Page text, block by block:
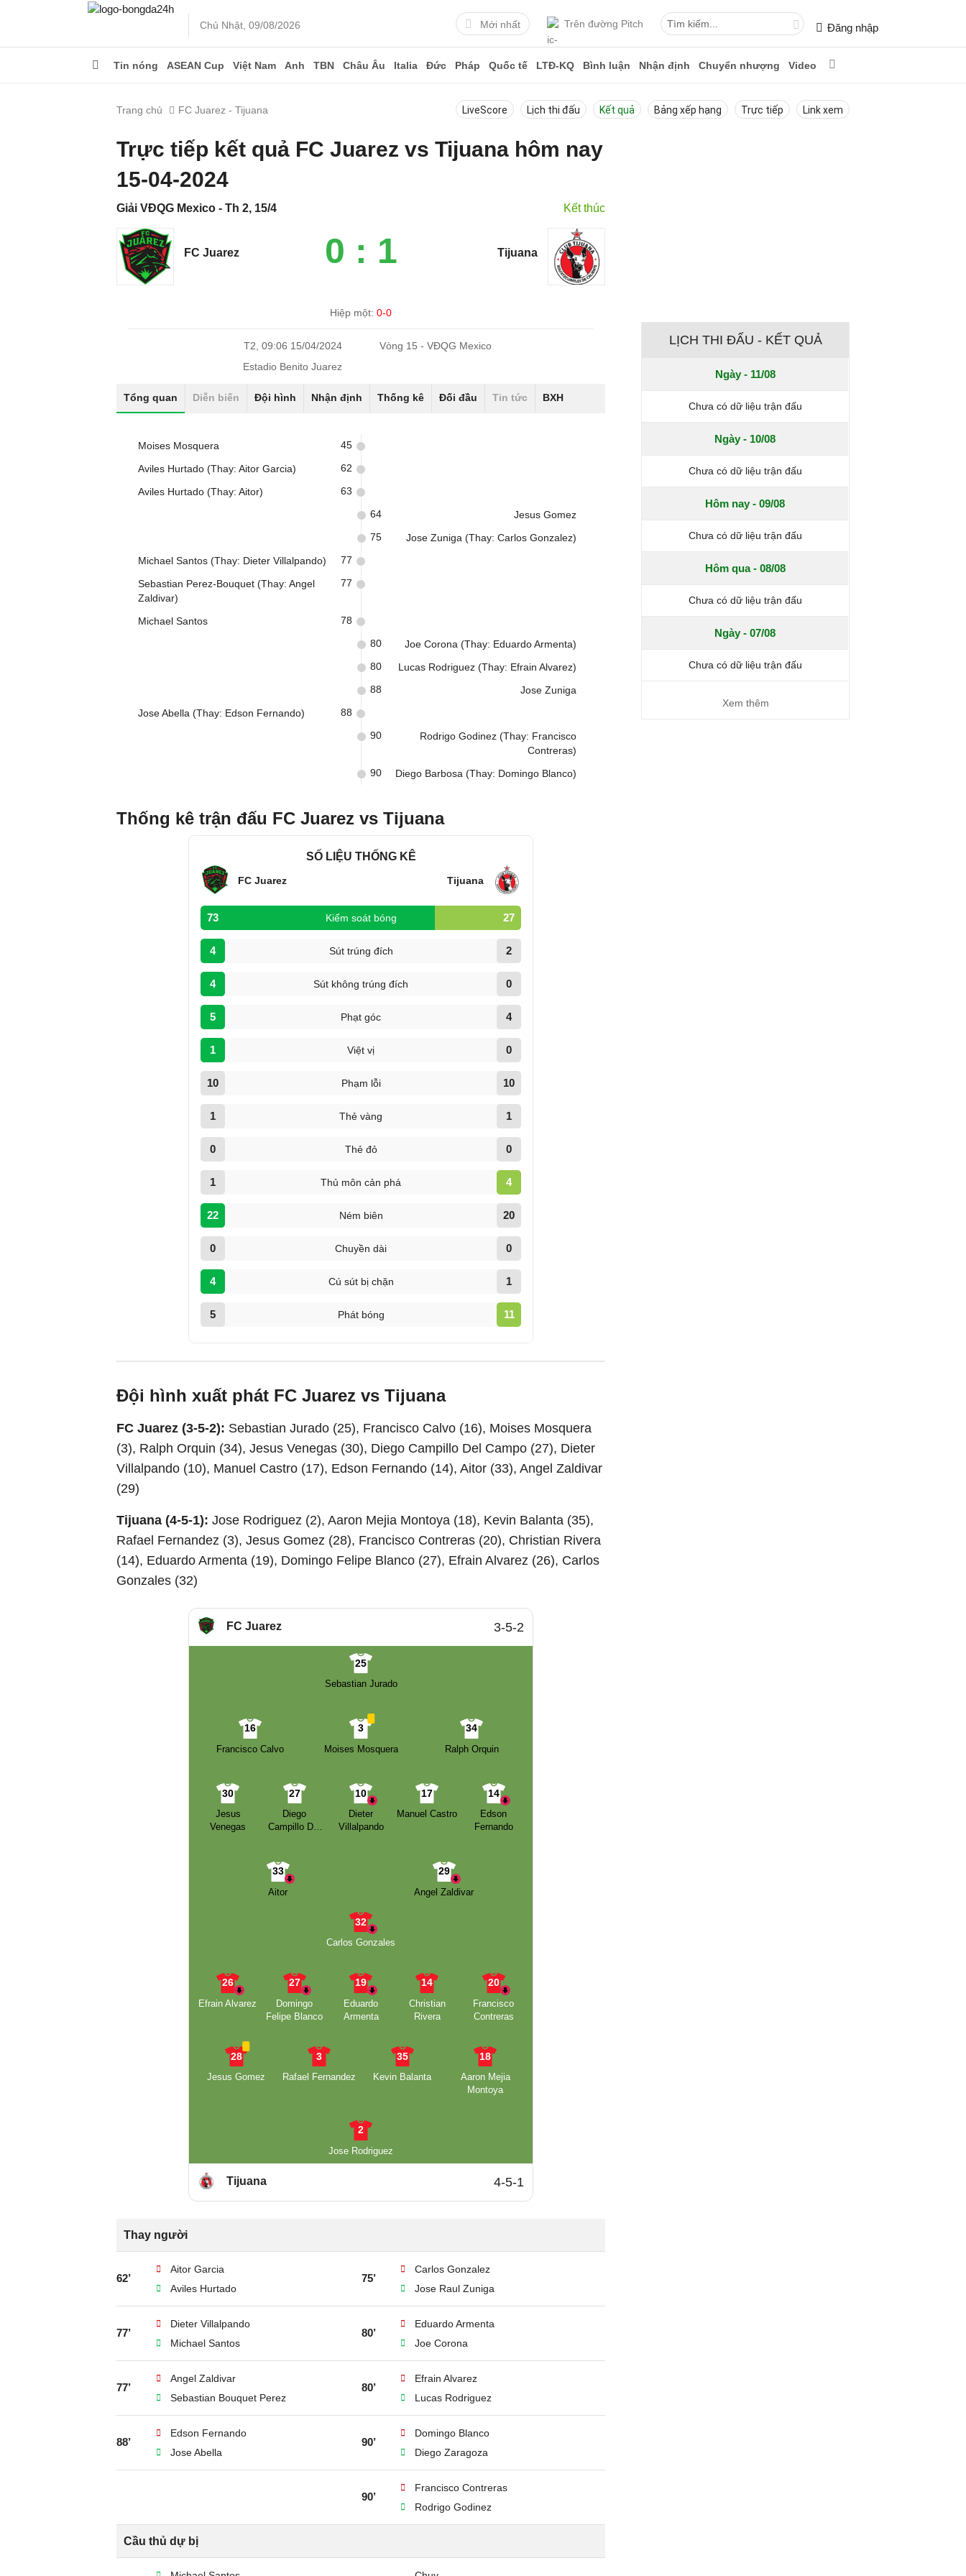
Chủ Nhật, 09/08/2026 Mới nhất Trên đường Pitch Đăng nhập
Tin nóng ASEAN Cup Việt Nam Anh TBN Châu Âu Italia Đức Pháp Quốc tế LTĐ-KQ Bình luận Nhận định Chuyển nhượng Video
Trang chủ FC Juarez - Tijuana LiveScore Lịch thi đấu Kết quả Bảng xếp hạng Trực tiếp Link xem
Trực tiếp kết quả FC Juarez vs Tijuana hôm nay
15-04-2024
Giải VĐQG Mexico - Th 2, 15/4 Kết thúc
FC Juarez 0 : 1 Tijuana
Hiệp một:0-0
T2, 09:06 15/04/2024
Vòng 15 - VĐQG Mexico
Estadio Benito Juarez
Tổng quan Diễn biến Đội hình Nhận định Thống kê Đối đầu Tin tức BXH
Moises Mosquera 45
Aviles Hurtado (Thay: Aitor Garcia) 62
Aviles Hurtado (Thay: Aitor) 63
Jesus Gomez
64
Jose Zuniga (Thay: Carlos Gonzalez)
75
Michael Santos (Thay: Dieter Villalpando) 77
Sebastian Perez-Bouquet (Thay: Angel
Zaldivar)
77
Michael Santos 78
Joe Corona (Thay: Eduardo Armenta)
80
Lucas Rodriguez (Thay: Efrain Alvarez)
80
Jose Zuniga
88
Jose Abella (Thay: Edson Fernando) 88
Rodrigo Godinez (Thay: Francisco
Contreras)
90
Diego Barbosa (Thay: Domingo Blanco)
90
Thống kê trận đấu FC Juarez vs Tijuana
SỐ LIỆU THỐNG KÊ
FC Juarez Tijuana
73 Kiểm soát bóng 27
4 Sút trúng đích 2
4 Sút không trúng đích 0
5 Phạt góc 4
1 Việt vị 0
10 Phạm lỗi 10
1 Thẻ vàng 1
0 Thẻ đỏ 0
1 Thủ môn cản phá 4
22 Ném biên 20
0 Chuyền dài 0
4 Cú sút bị chặn 1
5 Phát bóng 11
Đội hình xuất phát FC Juarez vs Tijuana
FC Juarez (3-5-2): Sebastian Jurado (25), Francisco Calvo (16), Moises Mosquera
(3), Ralph Orquin (34), Jesus Venegas (30), Diego Campillo Del Campo (27), Dieter
Villalpando (10), Manuel Castro (17), Edson Fernando (14), Aitor (33), Angel Zaldivar
(29)
Tijuana (4-5-1): Jose Rodriguez (2), Aaron Mejia Montoya (18), Kevin Balanta (35),
Rafael Fernandez (3), Jesus Gomez (28), Francisco Contreras (20), Christian Rivera
(14), Eduardo Armenta (19), Domingo Felipe Blanco (27), Efrain Alvarez (26), Carlos
Gonzales (32)
FC Juarez 3-5-2
25
Sebastian Jurado
16
Francisco Calvo
3
Moises Mosquera
34
Ralph Orquin
30
Jesus
Venegas
27
Diego
Campillo Del
10
Dieter
Villalpando
17
Manuel Castro
14
Edson
Fernando
33
Aitor
29
Angel Zaldivar
32
Carlos Gonzales
26
Efrain Alvarez
27
Domingo
Felipe Blanco
19
Eduardo
Armenta
14
Christian
Rivera
20
Francisco
Contreras
28
Jesus Gomez
3
Rafael Fernandez
35
Kevin Balanta
18
Aaron Mejia
Montoya
2
Jose Rodriguez
Tijuana 4-5-1
Thay người
62’
Aitor Garcia
Aviles Hurtado
75’
Carlos Gonzalez
Jose Raul Zuniga
77’
Dieter Villalpando
Michael Santos
80’
Eduardo Armenta
Joe Corona
77’
Angel Zaldivar
Sebastian Bouquet Perez
80’
Efrain Alvarez
Lucas Rodriguez
88’
Edson Fernando
Jose Abella
90’
Domingo Blanco
Diego Zaragoza
90’
Francisco Contreras
Rodrigo Godinez
Cầu thủ dự bị
LỊCH THI ĐẤU - KẾT QUẢ
Ngày - 11/08
Chưa có dữ liệu trận đấu
Ngày - 10/08
Chưa có dữ liệu trận đấu
Hôm nay - 09/08
Chưa có dữ liệu trận đấu
Hôm qua - 08/08
Chưa có dữ liệu trận đấu
Ngày - 07/08
Chưa có dữ liệu trận đấu
Xem thêm